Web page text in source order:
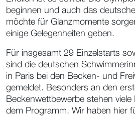
beginnen und auch das
möchte für Glanzmomente
einige Gelegenheiten geben.
Für insgesamt 29 Einzelstarts
sind die deutschen
in Paris bei den Becken- und
gemeldet. Besonders an den
Beckenwettbewerbe stehen viele
dem Programm. Wir haben hier